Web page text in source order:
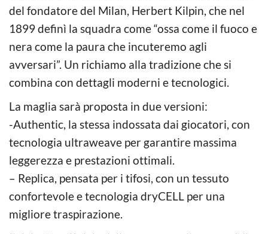
del fondatore del Milan, Herbert Kilpin, che nel
1899 definì la squadra come “ossa come il fuoco e
nera come la paura che incuteremo agli
avversari”. Un richiamo alla tradizione che si
combina con dettagli moderni e tecnologici.
La maglia sarà proposta in due versioni:
-Authentic, la stessa indossata dai giocatori, con
tecnologia ultraweave per garantire massima
leggerezza e prestazioni ottimali.
– Replica, pensata per i tifosi, con un tessuto
confortevole e tecnologia dryCELL per una
migliore traspirazione.